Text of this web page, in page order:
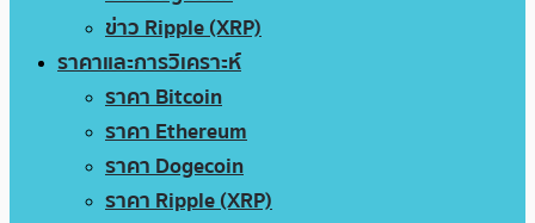
ข่าว Ripple (XRP)
ราคาและการวิเคราะห์
ราคา Bitcoin
ราคา Ethereum
ราคา Dogecoin
ราคา Ripple (XRP)